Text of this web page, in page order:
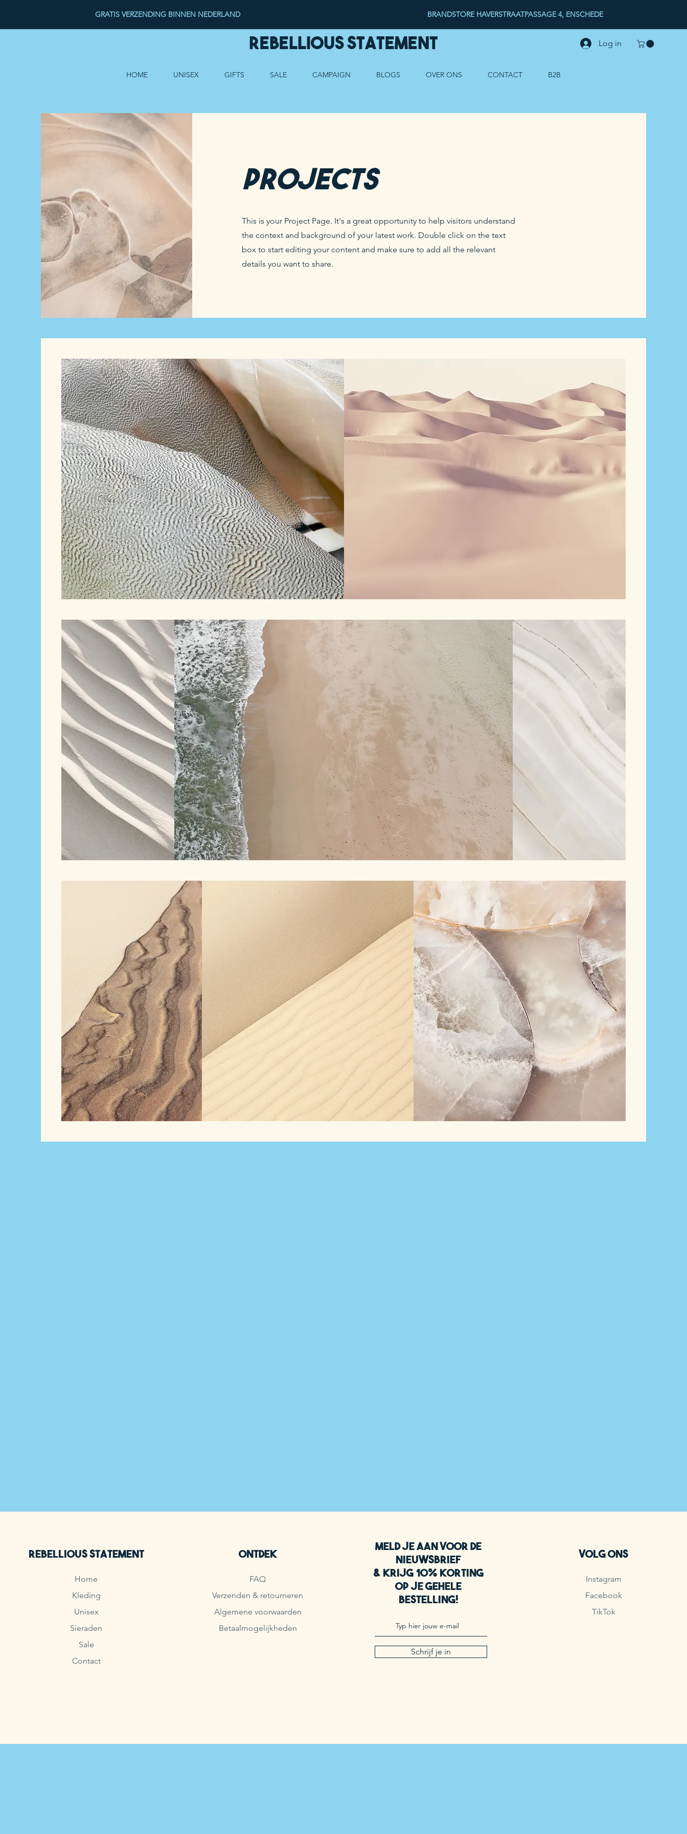
Log in
GRATIS VERZENDING BINNEN NEDERLAND BRANDSTORE HAVERSTRAATPASSAGE 4, ENSCHEDE
Rebellious Statement
HOME UNISEX GIFTS SALE CAMPAIGN BLOGS OVER ONS CONTACT B2B
Projects
This is your Project Page. It's a great opportunity to help visitors understand
the context and background of your latest work. Double click on the text
box to start editing your content and make sure to add all the relevant
details you want to share.
Rebellious Statement
Home
Kleding
Unisex
Sieraden
Sale
Contact
Ontdek
FAQ
Verzenden & retourneren
Algemene voorwaarden
Betaalmogelijkheden
Meld je aan voor de
nieuwsbrief
& krijg 10% korting
op je gehele
bestelling!
Schrijf je in
Volg ons
Instagram
Facebook
TikTok